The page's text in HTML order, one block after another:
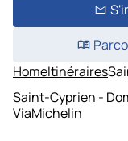
HomeItinéraires
Saint-Cyprien -
ViaMichelin